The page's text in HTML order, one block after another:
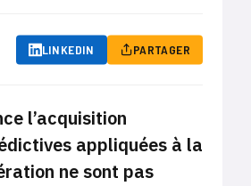
LINKEDIN PARTAGER
l’acquisition
appliquées à la
ne sont pas